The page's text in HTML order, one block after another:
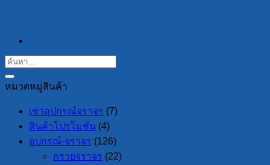
หมวดหมู่สินค้า
เช่าอุปกรณ์จราจร (7)
สินค้าโปรโมชั่น (4)
อุปกรณ์-จราจร (126)
กรวยจราจร (22)